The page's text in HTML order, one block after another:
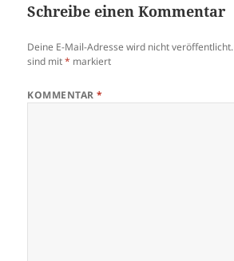
Schreibe einen Kommentar
Deine E-Mail-Adresse wird nicht veröffentlicht.
sind mit* markiert
KOMMENTAR*